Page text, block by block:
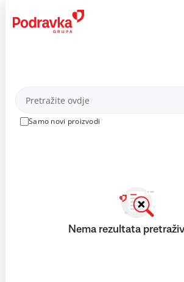
content
Proizvodi
Samo novi proizvodi
Nema rezultata